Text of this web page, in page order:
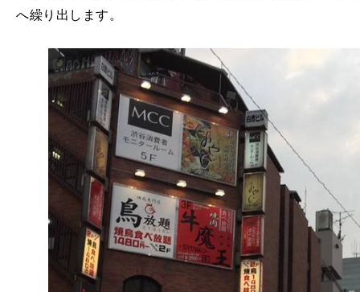
へ繰り出します。